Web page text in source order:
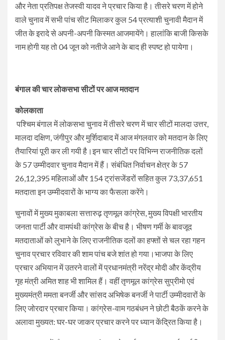
और नेता प्रतिपक्ष तेजस्वी यादव ने प्रचार किया है। तीसरे चरण में होने
वाले चुनाव में सभी पांच सीट मिलाकर कुल 54 प्रत्याशी चुनावी मैदान में
जीत के इरादे से अपनी-अपनी किस्मत आजमायेंगे। हालांकि बाजी किसके
नाम होगी यह तो 04 जून को नतीजे आने के बाद ही स्पष्ट हो पायेगा।
बंगाल की चार लोकसभा सीटों पर आज मतदान
कोलकाता
पश्चिम बंगाल में लोकसभा चुनाव में तीसरे चरण में चार सीटों मालदा उत्तर,
मालदा दक्षिण, जंगीपुर और मुर्शिदाबाद में आज मंगलवार को मतदान के लिए
तैयारियां पूरी कर ली गयी है।इन चार सीटों पर विभिन्न राजनीतिक दलों
के 57 उम्मीदवार चुनाव मैदान में हैं। संबंधित निर्वाचन क्षेत्र के 57
26,12,395 महिलाओं और 154 ट्रांसजेंडरों सहित कुल 73,37,651
मतदाता इन उम्मीदवारों के भाग्य का फैसला करेंगे।
चुनावों में मुख्य मुकाबला सत्तारुढ़ तृणमूल कांग्रेस, मुख्य विपक्षी भारतीय
जनता पार्टी और वामपंथी कांग्रेस के बीच है। भीषण गर्मी के बावजूद
मतदाताओं को लुभाने के लिए राजनीतिक दलों का हफ्तों से चल रहा गहन
चुनाव प्रचार रविवार की शाम पांच बजे शांत हो गया।भाजपा के लिए
प्रचार अभियान में उतरने वालों में प्रधानमंत्री नरेंद्र मोदी और केंद्रीय
गृह मंत्री अमित शाह भी शामिल हैं। वहीं तृणमूल कांग्रेस सुप्रीमो एवं
मुख्यमंत्री ममता बनर्जी और सांसद अभिषेक बनर्जी ने पार्टी उम्मीदवारों के
लिए जोरदार प्रचार किया। कांग्रेस-वाम गठबंधन ने छोटी बैठकें करने के
अलावा मुख्यत: घर-घर जाकर प्रचार करने पर ध्यान केंद्रित किया है।